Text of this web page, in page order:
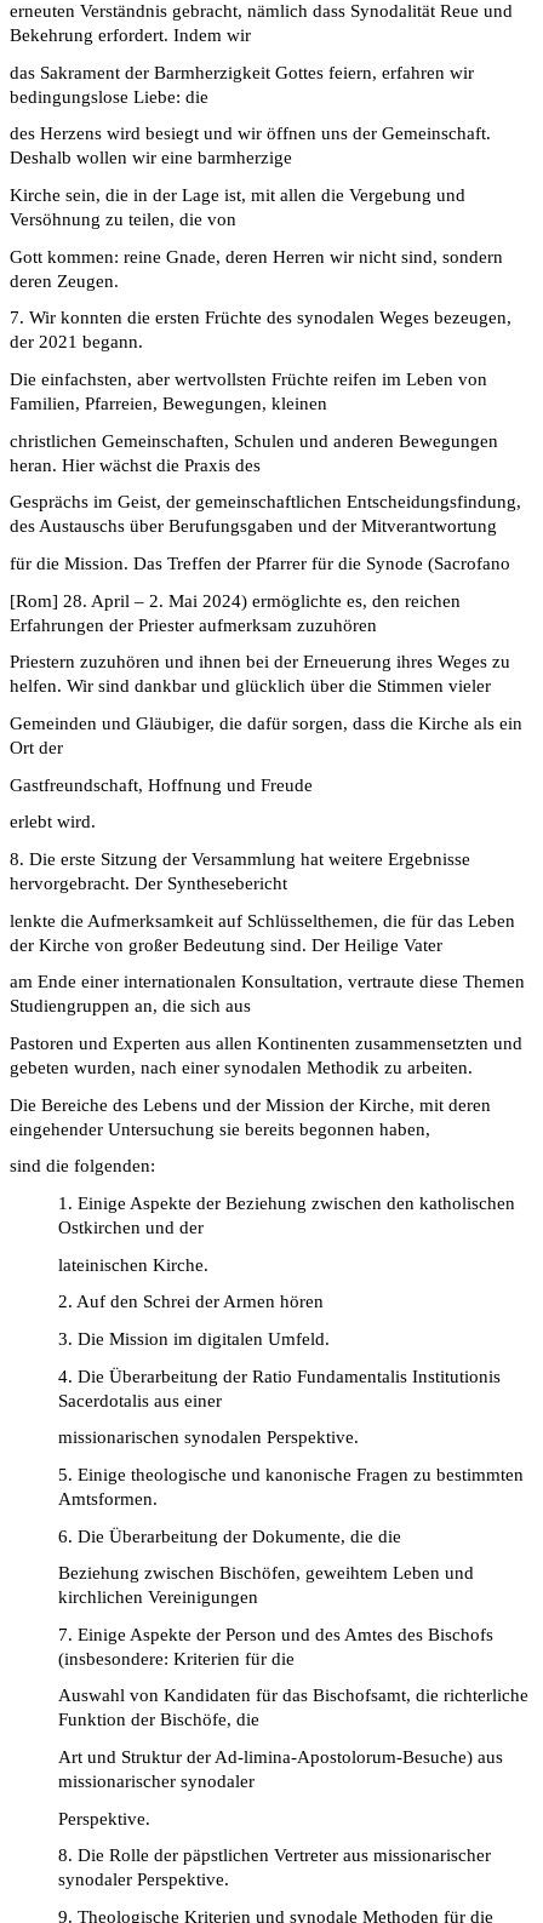
erneuten Verständnis gebracht, nämlich dass Synodalität Reue und
Bekehrung erfordert. Indem wir
das Sakrament der Barmherzigkeit Gottes feiern, erfahren wir
bedingungslose Liebe: die
des Herzens wird besiegt und wir öffnen uns der Gemeinschaft.
Deshalb wollen wir eine barmherzige
Kirche sein, die in der Lage ist, mit allen die Vergebung und
Versöhnung zu teilen, die von
Gott kommen: reine Gnade, deren Herren wir nicht sind, sondern
deren Zeugen.
7. Wir konnten die ersten Früchte des synodalen Weges bezeugen,
der 2021 begann.
Die einfachsten, aber wertvollsten Früchte reifen im Leben von
Familien, Pfarreien, Bewegungen, kleinen
christlichen Gemeinschaften, Schulen und anderen Bewegungen
heran. Hier wächst die Praxis des
Gesprächs im Geist, der gemeinschaftlichen Entscheidungsfindung,
des Austauschs über Berufungsgaben und der Mitverantwortung
für die Mission. Das Treffen der Pfarrer für die Synode (Sacrofano
[Rom] 28. April – 2. Mai 2024) ermöglichte es, den reichen
Erfahrungen der Priester aufmerksam zuzuhören
Priestern zuzuhören und ihnen bei der Erneuerung ihres Weges zu
helfen. Wir sind dankbar und glücklich über die Stimmen vieler
Gemeinden und Gläubiger, die dafür sorgen, dass die Kirche als ein
Ort der
Gastfreundschaft, Hoffnung und Freude
erlebt wird.
8. Die erste Sitzung der Versammlung hat weitere Ergebnisse
hervorgebracht. Der Synthesebericht
lenkte die Aufmerksamkeit auf Schlüsselthemen, die für das Leben
der Kirche von großer Bedeutung sind. Der Heilige Vater
am Ende einer internationalen Konsultation, vertraute diese Themen
Studiengruppen an, die sich aus
Pastoren und Experten aus allen Kontinenten zusammensetzten und
gebeten wurden, nach einer synodalen Methodik zu arbeiten.
Die Bereiche des Lebens und der Mission der Kirche, mit deren
eingehender Untersuchung sie bereits begonnen haben,
sind die folgenden:
1. Einige Aspekte der Beziehung zwischen den katholischen
Ostkirchen und der
lateinischen Kirche.
2. Auf den Schrei der Armen hören
3. Die Mission im digitalen Umfeld.
4. Die Überarbeitung der Ratio Fundamentalis Institutionis
Sacerdotalis aus einer
missionarischen synodalen Perspektive.
5. Einige theologische und kanonische Fragen zu bestimmten
Amtsformen.
6. Die Überarbeitung der Dokumente, die die
Beziehung zwischen Bischöfen, geweihtem Leben und
kirchlichen Vereinigungen
7. Einige Aspekte der Person und des Amtes des Bischofs
(insbesondere: Kriterien für die
Auswahl von Kandidaten für das Bischofsamt, die richterliche
Funktion der Bischöfe, die
Art und Struktur der Ad-limina-Apostolorum-Besuche) aus
missionarischer synodaler
Perspektive.
8. Die Rolle der päpstlichen Vertreter aus missionarischer
synodaler Perspektive.
9. Theologische Kriterien und synodale Methoden für die